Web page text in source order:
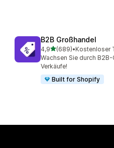
B2B Großhandel
4,9von 5 Sternen
(689)
689 Rezensionen
•Kostenloser
Wachsen Sie durch
Verkäufe!
Built for Shopify